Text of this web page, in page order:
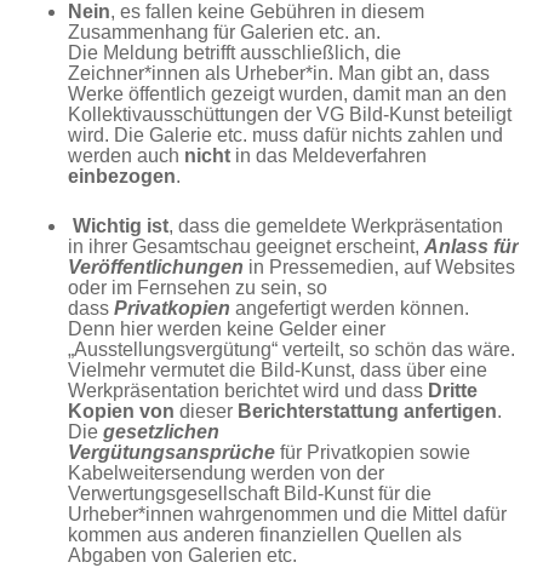
Nein, es fallen keine Gebühren in diesem
Zusammenhang für Galerien etc. an.
Die Meldung betrifft ausschließlich, die
Zeichner*innen als Urheber*in. Man gibt an, dass
Werke öffentlich gezeigt wurden, damit man an den
Kollektivausschüttungen der VG Bild-Kunst beteiligt
wird. Die Galerie etc. muss dafür nichts zahlen und
werden auch nicht in das Meldeverfahren
einbezogen.
Wichtig ist, dass die gemeldete Werkpräsentation
in ihrer Gesamtschau geeignet erscheint, Anlass für
Veröffentlichungen in Pressemedien, auf Websites
oder im Fernsehen zu sein, so
dass Privatkopien angefertigt werden können.
Denn hier werden keine Gelder einer
„Ausstellungsvergütung“ verteilt, so schön das wäre.
Vielmehr vermutet die Bild-Kunst, dass über eine
Werkpräsentation berichtet wird und dass Dritte
Kopien von dieser Berichterstattung anfertigen.
Die gesetzlichen
Vergütungsansprüche für Privatkopien sowie
Kabelweitersendung werden von der
Verwertungsgesellschaft Bild-Kunst für die
Urheber*innen wahrgenommen und die Mittel dafür
kommen aus anderen finanziellen Quellen als
Abgaben von Galerien etc.